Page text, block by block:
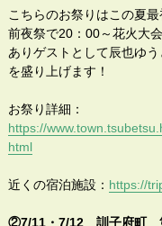
こちらのお祭りはこの夏
前夜祭で20：00～花火大
ありゲストとして辰也ゆ
を盛り上げます！
お祭り詳細：
https://
html
近くの宿泊施設： https://
②7/11・7/12 訓子府町